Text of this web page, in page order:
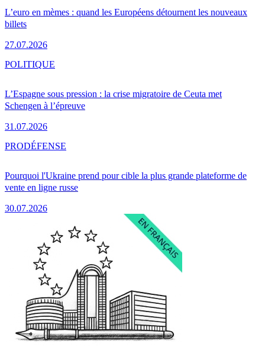
L’euro en mèmes : quand les Européens détournent les nouveaux
billets
27.07.2026
L’Espagne sous pression : la crise migratoire de Ceuta met
Schengen à l’épreuve
31.07.2026
POLITIQUE
Pourquoi l'Ukraine prend pour cible la plus grande plateforme de
vente en ligne russe
30.07.2026
PRODÉFENSE